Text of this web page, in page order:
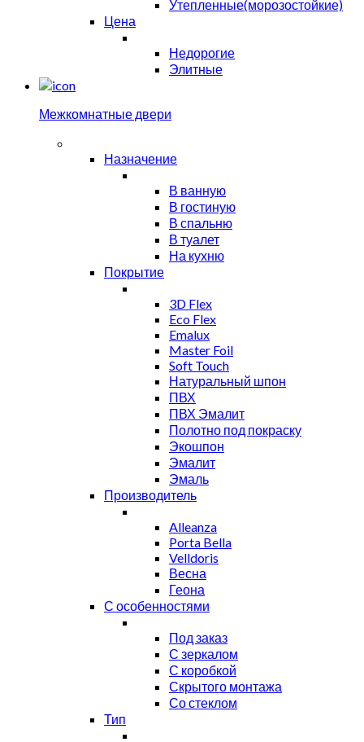
Утепленные(морозостойкие)
Цена
Недорогие
Элитные
Межкомнатные двери
Назначение
В ванную
В гостиную
В спальню
В туалет
На кухню
Покрытие
3D Flex
Eco Flex
Emalux
Master Foil
Soft Touch
Натуральный шпон
ПВХ
ПВХ Эмалит
Полотно под покраску
Экошпон
Эмалит
Эмаль
Производитель
Alleanza
Porta Bella
Velldoris
Весна
Геона
С особенностями
Под заказ
С зеркалом
С коробкой
Скрытого монтажа
Со стеклом
Тип